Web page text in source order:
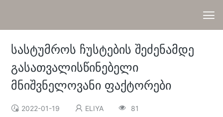
სასტუმროს ჩუსტების შეძენამდე
გასათვალისწინებელი
მნიშვნელოვანი ფაქტორები
2022-01-19 ELIYA 81